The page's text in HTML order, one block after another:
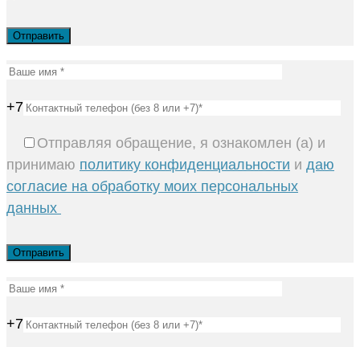
+7
Отправляя обращение, я ознакомлен (а) и
принимаю политику конфиденциальности и даю
согласие на обработку моих персональных
данных
+7